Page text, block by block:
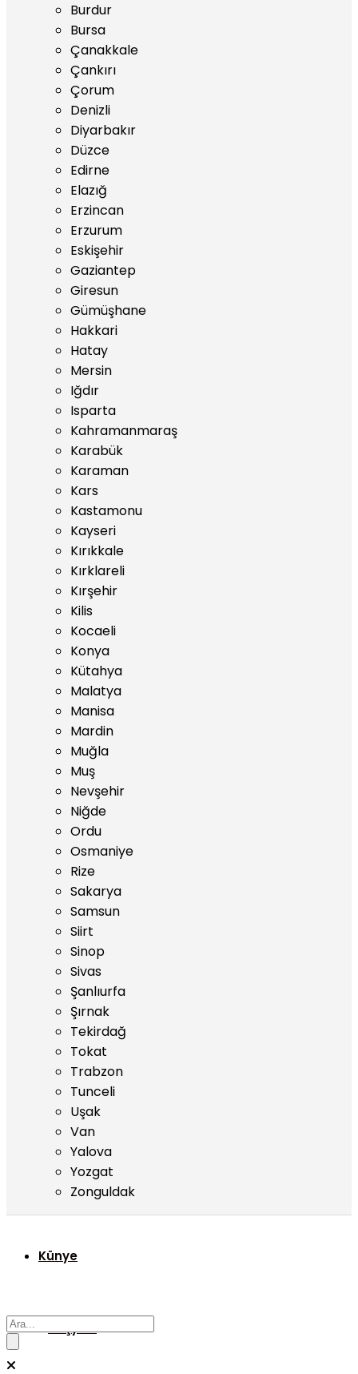
Burdur
Bursa
Çanakkale
Çankırı
Çorum
Denizli
Diyarbakır
Düzce
Edirne
Elazığ
Erzincan
Erzurum
Eskişehir
Gaziantep
Giresun
Gümüşhane
Hakkari
Hatay
Mersin
Iğdır
Isparta
Kahramanmaraş
Karabük
Karaman
Kars
Kastamonu
Kayseri
Kırıkkale
Kırklareli
Kırşehir
Kilis
Kocaeli
Konya
Kütahya
Malatya
Manisa
Mardin
Muğla
Muş
Nevşehir
Niğde
Ordu
Osmaniye
Rize
Sakarya
Samsun
Siirt
Sinop
Sivas
Şanlıurfa
Şırnak
Tekirdağ
Tokat
Trabzon
Tunceli
Uşak
Van
Yalova
Yozgat
Zonguldak
Künye
Başyazı